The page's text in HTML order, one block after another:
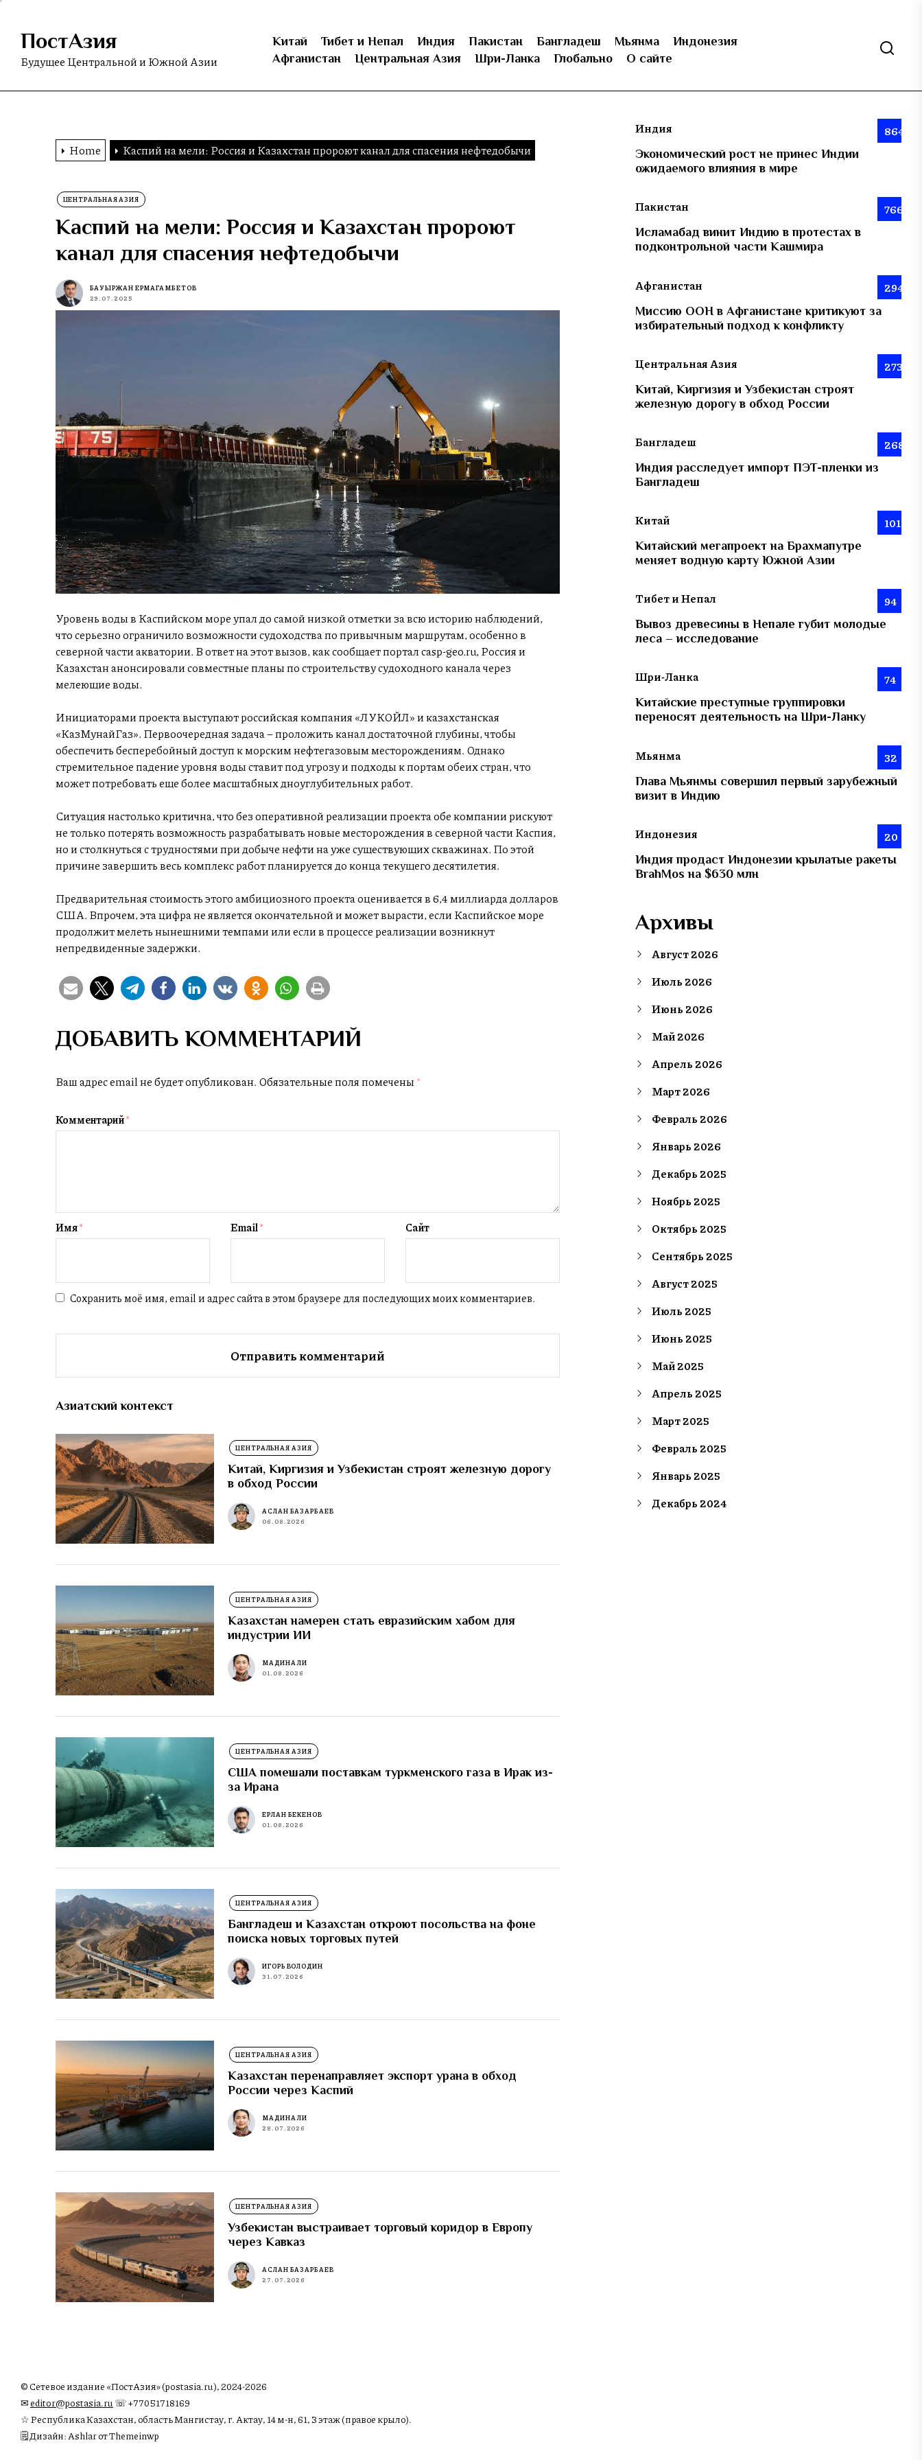
Skip
content
ПостАзия
Будущее Центральной и Южной Азии
Китай Тибет и Непал Индия Пакистан Бангладеш Мьянма
Индонезия
Афганистан
Центральная Азия Шри-Ланка Глобально О сайте
Home Каспий на мели: Россия и Казахстан пророют канал для спасения нефтедобычи
ЦЕНТРАЛЬНАЯ АЗИЯ
Каспий на мели: Россия и Казахстан пророют
канал для спасения нефтедобычи
БАУЫРЖАН ЕРМАГАМБЕТОВ
29.07.2025
Уровень воды в Каспийском море упал до самой низкой отметки за всю историю наблюдений,
что серьезно ограничило возможности судоходства по привычным маршрутам, особенно в
северной части акватории. В ответ на этот вызов, как сообщает портал casp-geo.ru, Россия и
Казахстан анонсировали совместные планы по строительству судоходного канала через
мелеющие воды.
Инициаторами проекта выступают российская компания «ЛУКОЙЛ» и казахстанская
«КазМунайГаз». Первоочередная задача – проложить канал достаточной глубины, чтобы
обеспечить бесперебойный доступ к морским нефтегазовым месторождениям. Однако
стремительное падение уровня воды ставит под угрозу и подходы к портам обеих стран, что
может потребовать еще более масштабных дноуглубительных работ.
Ситуация настолько критична, что без оперативной реализации проекта обе компании рискуют
не только потерять возможность разрабатывать новые месторождения в северной части Каспия,
но и столкнуться с трудностями при добыче нефти на уже существующих скважинах. По этой
причине завершить весь комплекс работ планируется до конца текущего десятилетия.
Предварительная стоимость этого амбициозного проекта оценивается в 6,4 миллиарда долларов
США. Впрочем, эта цифра не является окончательной и может вырасти, если Каспийское море
продолжит мелеть нынешними темпами или если в процессе реализации возникнут
непредвиденные задержки.
ДОБАВИТЬ КОММЕНТАРИЙ
Ваш адрес email не будет опубликован. Обязательные поля помечены *
Комментарий*
Имя* Email* Сайт
Сохранить моё имя, email и адрес сайта в этом браузере для последующих моих комментариев.
Азиатский контекст
ЦЕНТРАЛЬНАЯ АЗИЯ
Китай, Киргизия и Узбекистан строят железную дорогу
в обход России
АСЛАН БАЗАРБАЕВ
06.08.2026
ЦЕНТРАЛЬНАЯ АЗИЯ
Казахстан намерен стать евразийским хабом для
индустрии ИИ
МАДИНА ЛИ
01.08.2026
ЦЕНТРАЛЬНАЯ АЗИЯ
США помешали поставкам туркменского газа в Ирак из-
за Ирана
ЕРЛАН БЕКЕНОВ
01.08.2026
ЦЕНТРАЛЬНАЯ АЗИЯ
Бангладеш и Казахстан откроют посольства на фоне
поиска новых торговых путей
ИГОРЬ ВОЛОДИН
31.07.2026
ЦЕНТРАЛЬНАЯ АЗИЯ
Казахстан перенаправляет экспорт урана в обход
России через Каспий
МАДИНА ЛИ
28.07.2026
ЦЕНТРАЛЬНАЯ АЗИЯ
Узбекистан выстраивает торговый коридор в Европу
через Кавказ
АСЛАН БАЗАРБАЕВ
27.07.2026
Индия 864
Экономический рост не принес Индии
ожидаемого влияния в мире
Пакистан 766
Исламабад винит Индию в протестах в
подконтрольной части Кашмира
Афганистан 294
Миссию ООН в Афганистане критикуют за
избирательный подход к конфликту
Центральная Азия 273
Китай, Киргизия и Узбекистан строят
железную дорогу в обход России
Бангладеш 268
Индия расследует импорт ПЭТ-пленки из
Бангладеш
Китай 101
Китайский мегапроект на Брахмапутре
меняет водную карту Южной Азии
Тибет и Непал 94
Вывоз древесины в Непале губит молодые
леса – исследование
Шри-Ланка 74
Китайские преступные группировки
переносят деятельность на Шри-Ланку
Мьянма 32
Глава Мьянмы совершил первый зарубежный
визит в Индию
Индонезия 20
Индия продаст Индонезии крылатые ракеты
BrahMos на $630 млн
Архивы
Август 2026
Июль 2026
Июнь 2026
Май 2026
Апрель 2026
Март 2026
Февраль 2026
Январь 2026
Декабрь 2025
Ноябрь 2025
Октябрь 2025
Сентябрь 2025
Август 2025
Июль 2025
Июнь 2025
Май 2025
Апрель 2025
Март 2025
Февраль 2025
Январь 2025
Декабрь 2024
© Сетевое издание «ПостАзия» (postasia.ru), 2024-2026
✉︎editor@postasia.ru ☏ +77051718169
☆ Республика Казахстан, область Мангистау, г. Актау, 14 м-н, 61, 3 этаж (правое крыло).
🗒 Дизайн: Ashlar от Themeinwp